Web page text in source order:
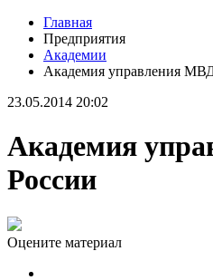
Главная
Предприятия
Академии
Академия управления
23.05.2014 20:02
Академия
России
Оцените материал